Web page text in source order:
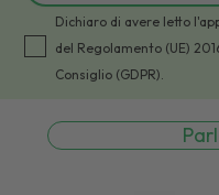
Dichiaro di avere letto
del Regolamento (UE)
Consiglio (GDPR).